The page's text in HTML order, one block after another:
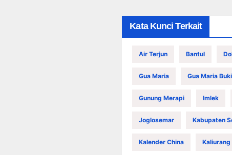
Kata Kunci Terkait
Air Terjun Bantul
Gua Maria Gua Maria
Gunung Merapi Imlek
Joglosemar Kabupaten
Kalender China Kaliurang